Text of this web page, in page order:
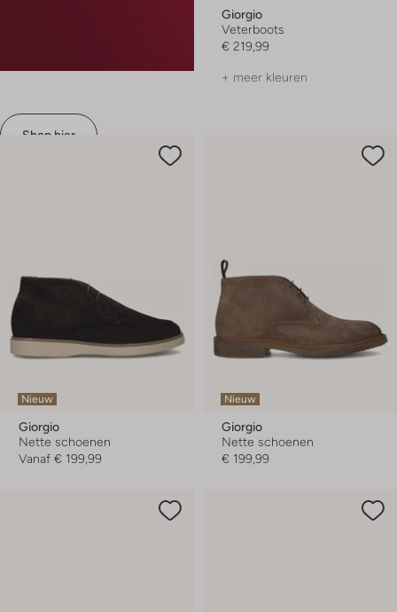
Shop hier
Giorgio
Veterboots
€ 219,99
+ meer kleuren
Nieuw
Giorgio
Nette schoenen
Vanaf € 199,99
Nieuw
Giorgio
Nette schoenen
€ 199,99